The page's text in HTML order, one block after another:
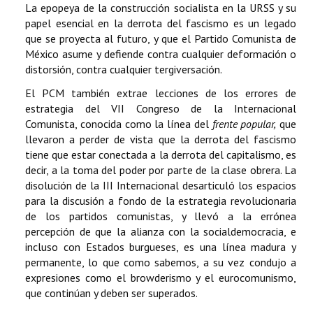
La epopeya de la construcción socialista en la URSS y su
papel esencial en la derrota del fascismo es un legado
que se proyecta al futuro, y que el Partido Comunista de
México asume y defiende contra cualquier deformación o
distorsión, contra cualquier tergiversación.
El PCM también extrae lecciones de los errores de
estrategia del VII Congreso de la Internacional
Comunista, conocida como la línea del frente popular, que
llevaron a perder de vista que la derrota del fascismo
tiene que estar conectada a la derrota del capitalismo, es
decir, a la toma del poder por parte de la clase obrera. La
disolución de la III Internacional desarticuló los espacios
para la discusión a fondo de la estrategia revolucionaria
de los partidos comunistas, y llevó a la errónea
percepción de que la alianza con la socialdemocracia, e
incluso con Estados burgueses, es una línea madura y
permanente, lo que como sabemos, a su vez condujo a
expresiones como el browderismo y el eurocomunismo,
que continúan y deben ser superados.